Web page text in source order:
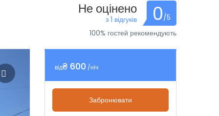
Не оцінено
з 1 відгуків 0/5
100% гостей рекомендують
від₴ 600 /ніч
Забронювати